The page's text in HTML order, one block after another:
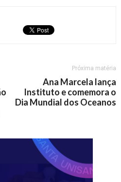
Próxima matéria
Ana Marcela lança
Instituto e comemora o
Dia Mundial dos Oceanos